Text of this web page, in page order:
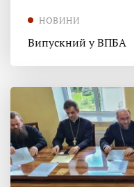
НОВИНИ
Випускний у ВПБА